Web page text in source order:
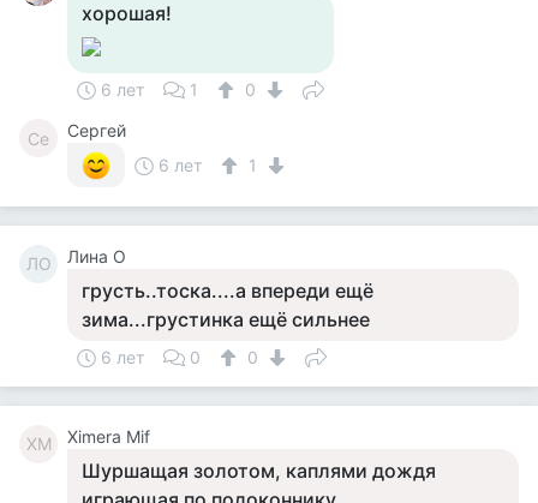
хорошая!
6 лет 1 0
Се
Сергей
6 лет
1
ЛО Лина О
грусть..тоска....а впереди ещё
зима...грустинка ещё сильнее
6 лет 0 0
XM Ximera Mif
Шуршащая золотом, каплями дождя